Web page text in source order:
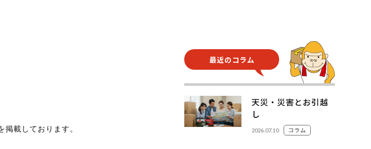
【無料】お見積り依頼フォーム
載しております。
最近のコラム
天災・災害とお引越
し
2026.07.10 コラム